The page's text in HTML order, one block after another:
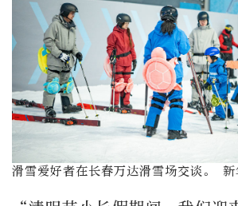
滑雪爱好者在长春万达滑雪场交谈。 新